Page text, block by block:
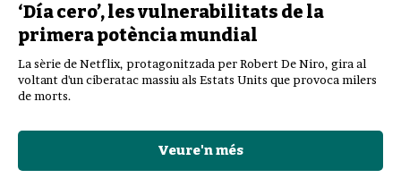
‘Día cero’, les vulnerabilitats de la
primera potència mundial
La sèrie de Netflix, protagonitzada per Robert De Niro, gira al
voltant d'un ciberatac massiu als Estats Units que provoca milers
de morts.
Veure'n més